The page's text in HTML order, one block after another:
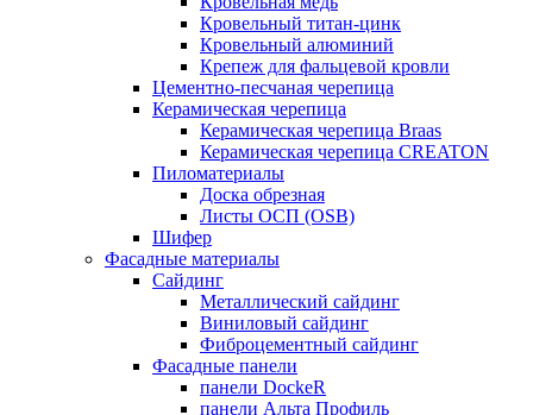
Кровельный титан-цинк
Кровельный алюминий
Крепеж для фальцевой кровли
Цементно-песчаная черепица
Керамическая черепица
Керамическая черепица Braas
Керамическая черепица CREATON
Пиломатериалы
Доска обрезная
Листы ОСП (OSB)
Шифер
Фасадные материалы
Сайдинг
Металлический сайдинг
Виниловый сайдинг
Фиброцементный сайдинг
Фасадные панели
панели DockeR
панели Альта Профиль